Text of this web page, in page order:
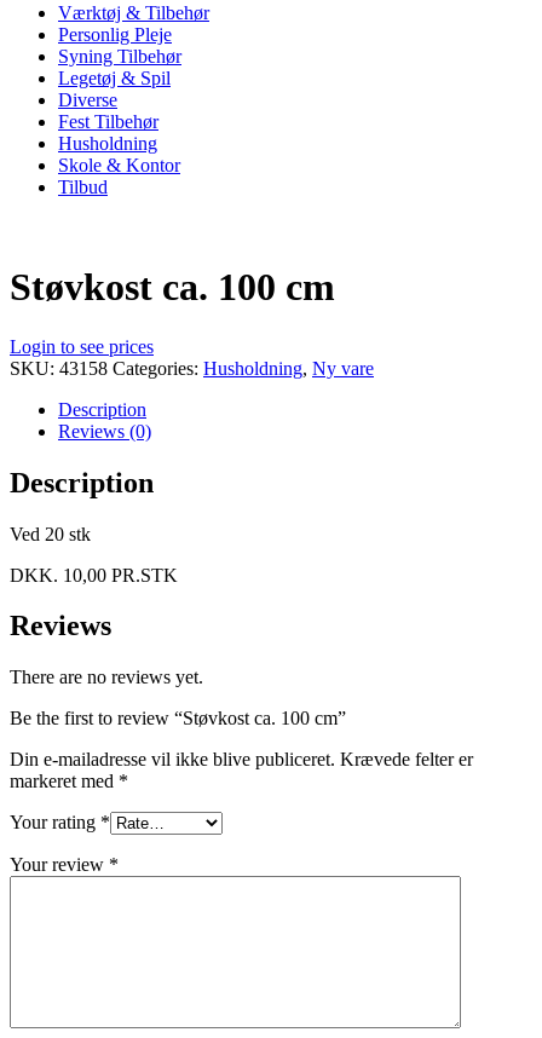
Værktøj & Tilbehør
Personlig Pleje
Syning Tilbehør
Legetøj & Spil
Diverse
Fest Tilbehør
Husholdning
Skole & Kontor
Tilbud
Støvkost ca. 100 cm
Login to see prices
SKU: 43158 Categories: Husholdning, Ny vare
Description
Reviews (0)
Description
Ved 20 stk
DKK. 10,00 PR.STK
Reviews
There are no reviews yet.
Be the first to review “Støvkost ca. 100 cm”
Din e-mailadresse vil ikke blive publiceret. Krævede felter er
markeret med *
Your rating *
Your review *